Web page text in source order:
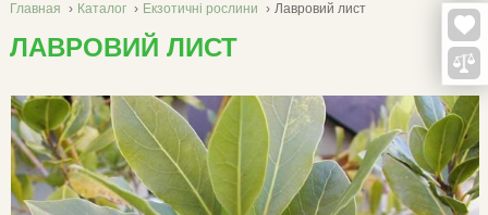
Главная › Каталог › Екзотичні рослини › Лавровий лист
ЛАВРОВИЙ ЛИСТ